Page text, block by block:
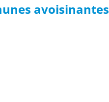
avoisinantes